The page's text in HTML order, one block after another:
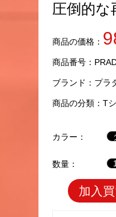
圧倒的な
商品の価格：
商品番号：
ブランド： プラ
商品の分類： T
カラー：
数量：
加入